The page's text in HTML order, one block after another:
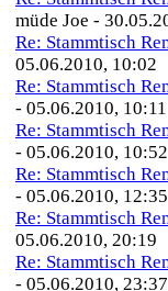
müde Joe -
Re: Stammtisch
05.06.2010, 10:02
Re: Stammtisch
- 05.06.2010, 10:11
Re: Stammtisch
- 05.06.2010, 10:52
Re: Stammtisch
- 05.06.2010, 12:35
Re: Stammtisch
05.06.2010, 20:19
Re: Stammtisch
- 05.06.2010, 23:37